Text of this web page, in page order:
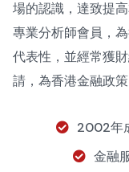
場的認識，達致提
專業分析師會員，
代表性，並經常獲
請，為香港金融政
2002年
金融